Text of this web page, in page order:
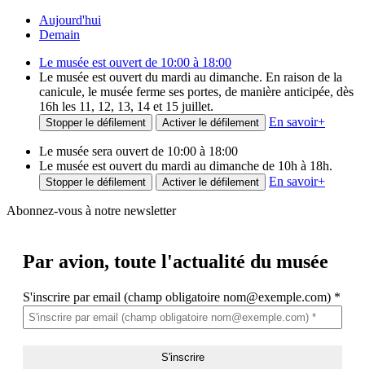
Aujourd'hui
Demain
Le musée est ouvert de 10:00 à 18:00
Le musée est ouvert du mardi au dimanche. En raison de la
canicule, le musée ferme ses portes, de manière anticipée, dès
16h les 11, 12, 13, 14 et 15 juillet.
Stopper le défilement Activer le défilement En savoir+
Le musée sera ouvert de 10:00 à 18:00
Le musée est ouvert du mardi au dimanche de 10h à 18h.
Stopper le défilement Activer le défilement En savoir+
Abonnez-vous à notre newsletter
Par avion, toute l'actualité du musée
S'inscrire par email (champ obligatoire nom@exemple.com) *